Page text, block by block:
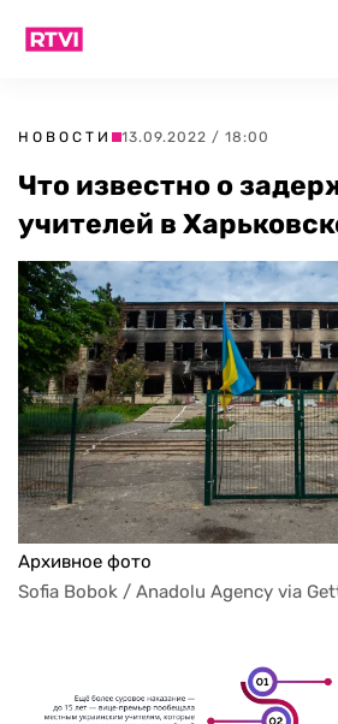
НОВОСТИ 13.09.2022 / 18:00
Что известно о
учителей в
Архивное фото
Sofia Bobok / Anadolu Agency via